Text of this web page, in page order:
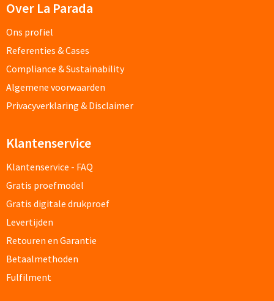
Kleding, Caps & Mutsen
Shirts & Hoodies
T-shirts bedrukken
Alle textiel artikelen
Bodywarmers & Jassen
Bodywarmers bedrukken
Fleece jassen bedrukken
Over La Parada
Ons profiel
Referenties & Cases
Compliance & Sustainability
Algemene voorwaarden
Privacyverklaring & Disclaimer
Klantenservice
Klantenservice - FAQ
Gratis proefmodel
Gratis digitale drukproef
Levertijden
Retouren en Garantie
Betaalmethoden
Fulfilment